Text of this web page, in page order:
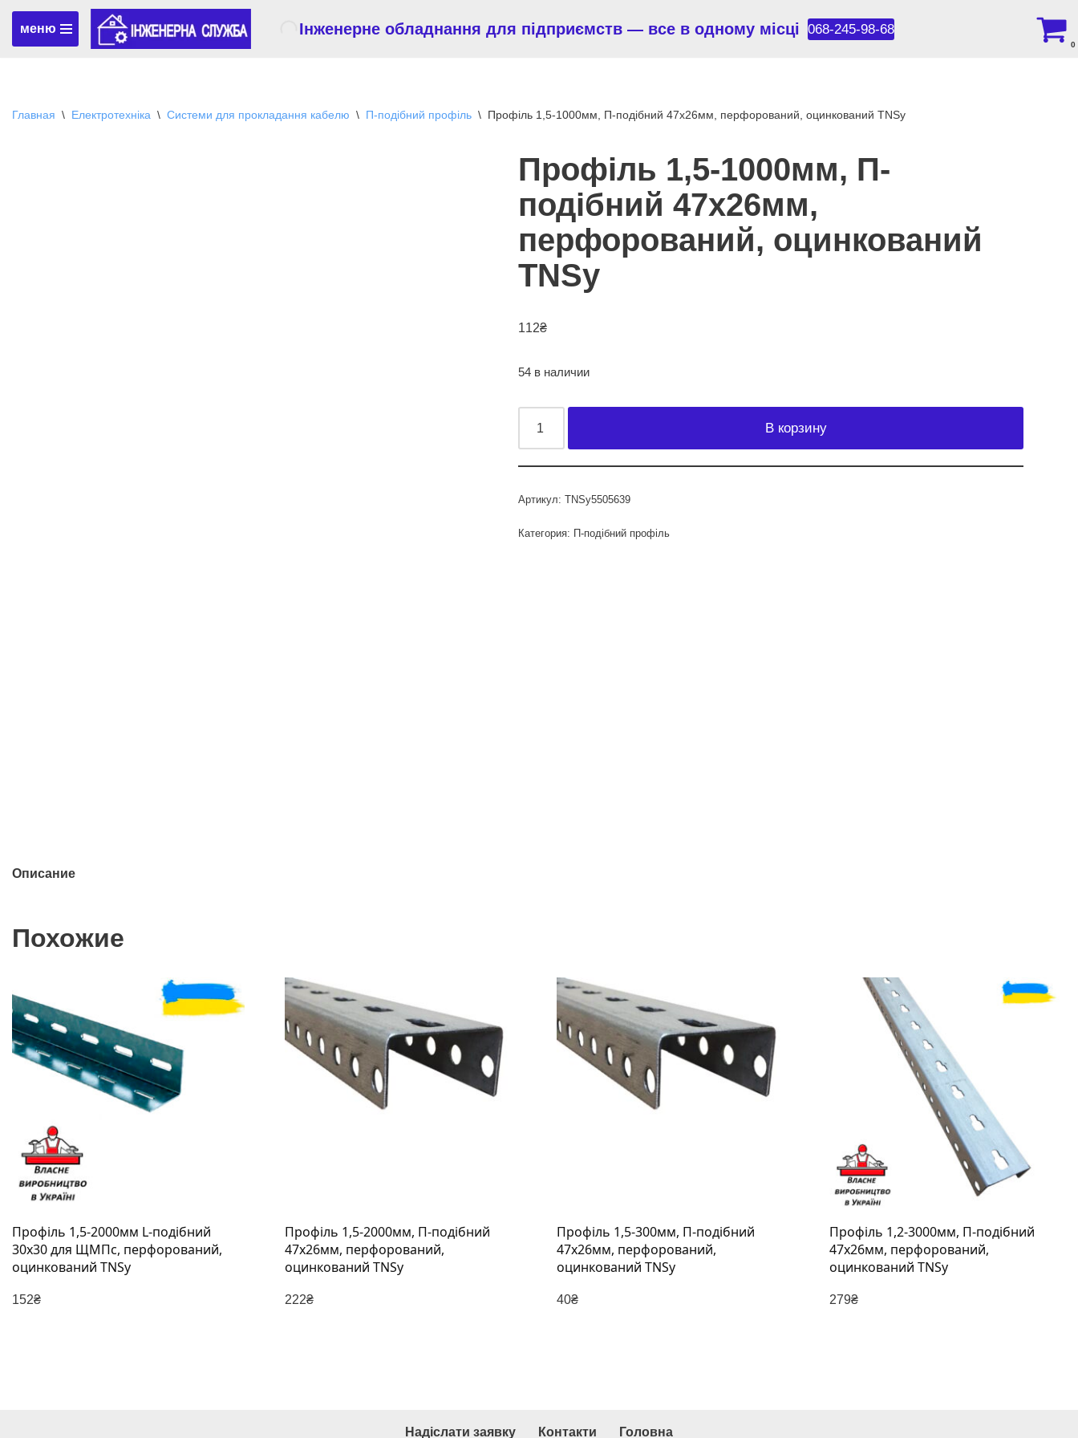
Перейти
меню Інженерне обладнання для підприємств — все в одному місці 068-245-98-68
0
Главная \ Електротехніка \ Системи для прокладання кабелю \ П-подібний профіль \ Профіль 1,5-1000мм, П-подібний 47х26мм, перфорований, оцинкований TNSy
Профіль 1,5-1000мм, П-
подібний 47х26мм,
перфорований, оцинкований
TNSy
112₴
54 в наличии
В корзину
Артикул: TNSy5505639
Категория: П-подібний профіль
Описание
Похожие
Профіль 1,5-2000мм L-подібний
30х30 для ЩМПс, перфорований,
оцинкований TNSy
152₴
Профіль 1,5-2000мм, П-подібний
47х26мм, перфорований,
оцинкований TNSy
222₴
Профіль 1,5-300мм, П-подібний
47х26мм, перфорований,
оцинкований TNSy
40₴
Профіль 1,2-3000мм, П-подібний
47х26мм, перфорований,
оцинкований TNSy
279₴
Надіслати заявку Контакти Головна